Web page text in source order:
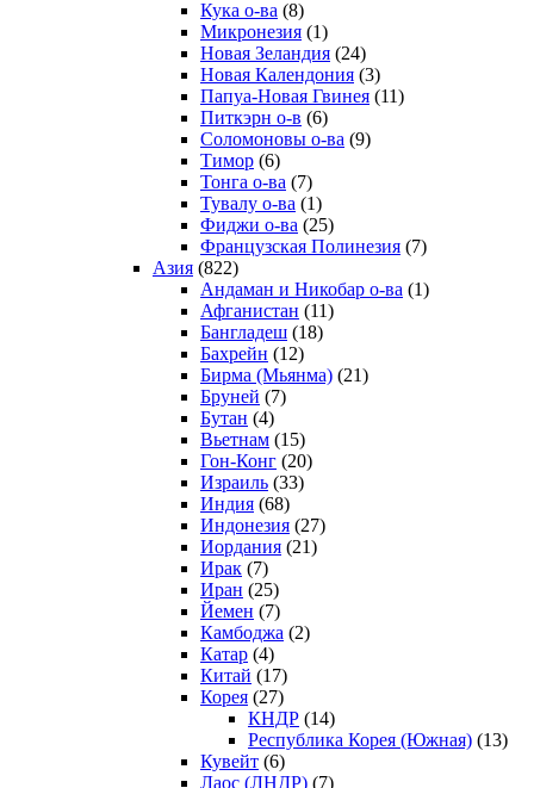
Кука о-ва (8)
Микронезия (1)
Новая Зеландия (24)
Новая Календония (3)
Папуа-Новая Гвинея (11)
Питкэрн о-в (6)
Соломоновы о-ва (9)
Тимор (6)
Тонга о-ва (7)
Тувалу о-ва (1)
Фиджи о-ва (25)
Французская Полинезия (7)
Азия (822)
Андаман и Никобар о-ва (1)
Афганистан (11)
Бангладеш (18)
Бахрейн (12)
Бирма (Мьянма) (21)
Бруней (7)
Бутан (4)
Вьетнам (15)
Гон-Конг (20)
Израиль (33)
Индия (68)
Индонезия (27)
Иордания (21)
Ирак (7)
Иран (25)
Йемен (7)
Камбоджа (2)
Катар (4)
Китай (17)
Корея (27)
КНДР (14)
Республика Корея (Южная) (13)
Кувейт (6)
Лаос (ЛНДР) (7)